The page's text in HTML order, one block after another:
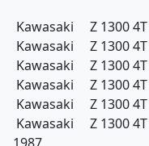
Kawasaki Z 1300
Kawasaki Z 1300
Kawasaki Z 1300
Kawasaki Z 1300
Kawasaki Z 1300
Kawasaki Z 1300